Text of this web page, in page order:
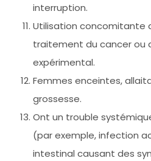
interruption.
Utilisation concomitante
traitement du cancer ou
expérimental.
Femmes enceintes,
grossesse.
Ont un trouble
(par exemple, infection
intestinal causant des